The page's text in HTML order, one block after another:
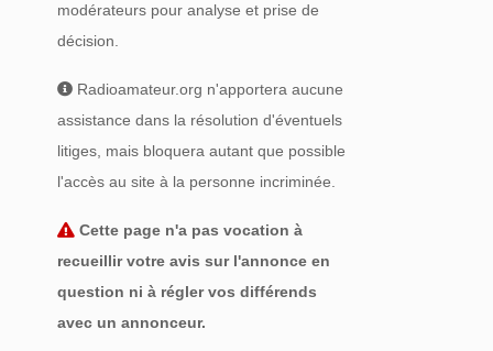
modérateurs pour analyse et prise de
décision.
Radioamateur.org n'apportera aucune
assistance dans la résolution d'éventuels
litiges, mais bloquera autant que possible
l'accès au site à la personne incriminée.
Cette page n'a pas vocation à
recueillir votre avis sur l'annonce en
question ni à régler vos différends
avec un annonceur.